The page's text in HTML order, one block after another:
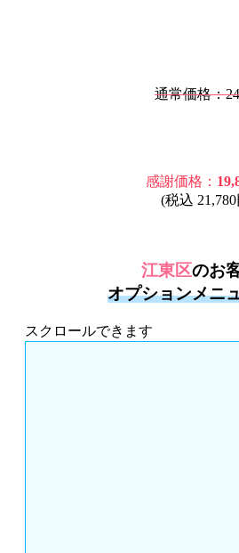
通常価格：
感謝価格：
(税込
江東区のお
オプションメニ
スクロールできます